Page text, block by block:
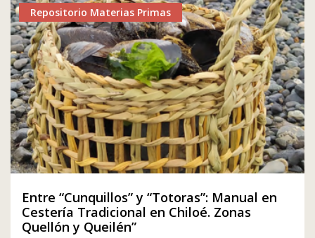
Repositorio Materias Primas
Entre “Cunquillos” y “Totoras”: Manual en
Cestería Tradicional en Chiloé. Zonas
Quellón y Queilén”